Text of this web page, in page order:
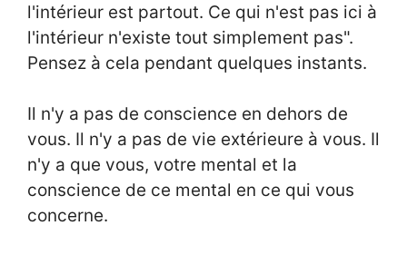
l'intérieur est partout. Ce qui n'est pas ici à
l'intérieur n'existe tout simplement pas".
Pensez à cela pendant quelques instants.
Il n'y a pas de conscience en dehors de
vous. Il n'y a pas de vie extérieure à vous. Il
n'y a que vous, votre mental et la
conscience de ce mental en ce qui vous
concerne.